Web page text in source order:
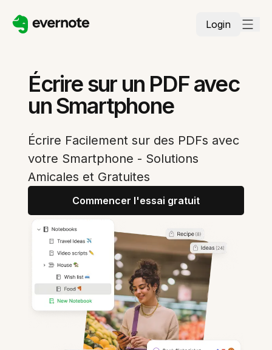
Login
Écrire sur un PDF avec
un Smartphone
Écrire Facilement sur des PDFs avec
votre Smartphone - Solutions
Amicales et Gratuites
Commencer l'essai gratuit